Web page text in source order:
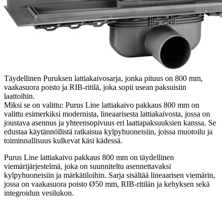
Täydellinen Puruksen lattiakaivosarja, jonka pituus on 800 mm,
vaakasuora poisto ja RIB-ritilä, joka sopii usean paksuisiin
laattoihin.
Miksi se on valittu: Purus Line lattiakaivo pakkaus 800 mm on
valittu esimerkiksi modernista, lineaarisesta lattiakaivosta, jossa on
joustava asennus ja yhteensopivuus eri laattapaksuuksien kanssa. Se
edustaa käytännöllistä ratkaisua kylpyhuoneisiin, joissa muotoilu ja
toiminnallisuus kulkevat käsi kädessä.
Purus Line lattiakaivo pakkaus 800 mm on täydellinen
viemärijärjestelmä, joka on suunniteltu asennettavaksi
kylpyhuoneisiin ja märkätiloihin. Sarja sisältää lineaarisen viemärin,
jossa on vaakasuora poisto Ø50 mm, RIB-ritilän ja kehyksen sekä
integroidun vesilukon.